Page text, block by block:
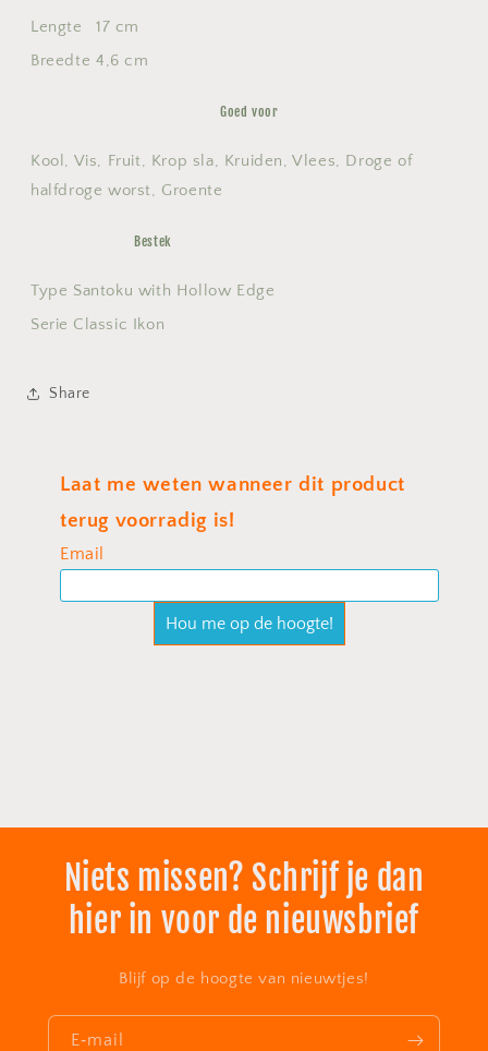
Lengte
17 cm
Breedte 4,6 cm
Goed voor
Kool, Vis, Fruit, Krop sla, Kruiden, Vlees, Droge of
halfdroge worst, Groente
Bestek
Type Santoku with Hollow Edge
Serie Classic Ikon
Share
Niets missen? Schrijf je dan
hier in voor de nieuwsbrief
Blijf op de hoogte van nieuwtjes!
E‑mail